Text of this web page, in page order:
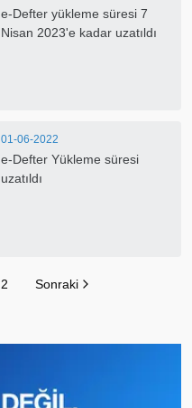
e-Defter yükleme süresi 7
Nisan 2023'e kadar uzatıldı
01-06-2022
e-Defter Yükleme süresi
uzatıldı
2 Sonraki